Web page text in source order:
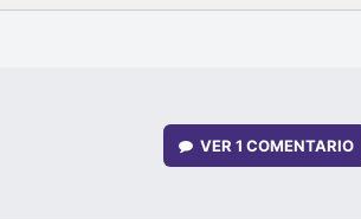
FACEBOOK
TWITTERFLIPBOARD
E-
WHATSAPP
VER 1 COMENTARIO